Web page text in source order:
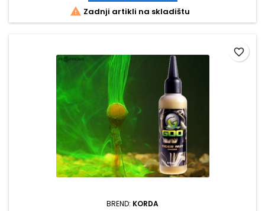
 Zadnji artikli na skladištu
BREND: KORDA
favorite_border